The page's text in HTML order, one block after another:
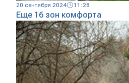
20 сентября 2024 11:28
Еще 16 зон комфорта